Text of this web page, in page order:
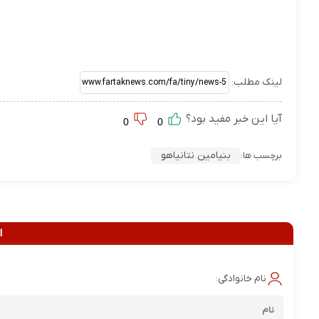
لینک مطلب:
آیا این خبر مفید بود؟
برچسب ها: بنیامین نتانیاهو
نام خانوادگی: